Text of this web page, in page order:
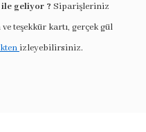
geliyor ? Siparişleriniz
teşekkür kartı, gerçek gül
izleyebilirsiniz.